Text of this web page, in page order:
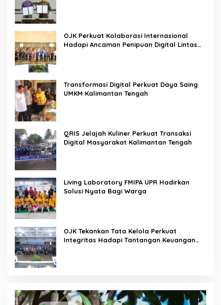
OJK Perkuat Kolaborasi Internasional
Hadapi Ancaman Penipuan Digital Lintas
Transformasi Digital Perkuat Daya Saing
UMKM Kalimantan Tengah
QRIS Jelajah Kuliner Perkuat Transaksi
Digital Masyarakat Kalimantan Tengah
Living Laboratory FMIPA UPR Hadirkan
Solusi Nyata Bagi Warga
OJK Tekankan Tata Kelola Perkuat
Integritas Hadapi Tantangan Keuangan